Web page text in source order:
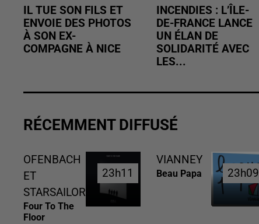
IL TUE SON FILS ET
ENVOIE DES PHOTOS
À SON EX-
COMPAGNE À NICE
INCENDIES : L’ÎLE-
DE-FRANCE LANCE
UN ÉLAN DE
SOLIDARITÉ AVEC
LES...
RÉCEMMENT DIFFUSÉ
OFENBACH
ET
STARSAILOR
Four To The
Floor
23h11
23h11
VIANNEY
Beau Papa 23h09
23h09